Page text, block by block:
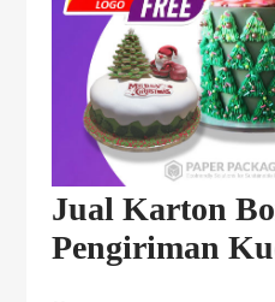
Jual Karton
Pengiriman